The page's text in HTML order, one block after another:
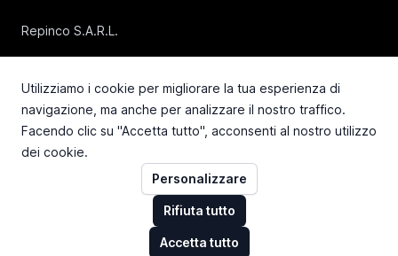
Utilizziamo i cookie per migliorare la tua esperienza di
navigazione, ma anche per analizzare il nostro traffico.
Facendo clic su "Accetta tutto", acconsenti al nostro utilizzo
dei cookie.
Personalizzare
Rifiuta tutto
Accetta tutto
Repinco S.A.R.L.
+33 4 72 36 87 87
contact@repinco.com
© 2026 Repinco S.A.R.L. Tous droits réservés.